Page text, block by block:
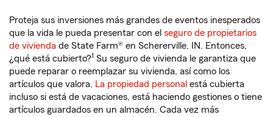
Proteja sus inversiones más grandes de eventos inesperados
que la vida le pueda presentar con el seguro de propietarios
de vivienda de State Farm® en Schererville, IN. Entonces,
¿qué está cubierto?1 Su seguro de vivienda le garantiza que
puede reparar o reemplazar su vivienda, así como los
artículos que valora. La propiedad personal está cubierta
incluso si está de vacaciones, está haciendo gestiones o tiene
artículos guardados en un almacén. Cada vez más